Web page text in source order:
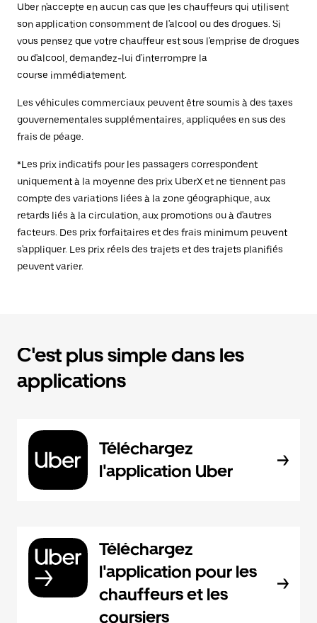
Uber n'accepte en aucun cas que les chauffeurs qui utilisent
son application consomment de l'alcool ou des drogues. Si
vous pensez que votre chauffeur est sous l'emprise de drogues
ou d'alcool, demandez-lui d'interrompre la
course immédiatement.
Les véhicules commerciaux peuvent être soumis à des taxes
gouvernementales supplémentaires, appliquées en sus des
frais de péage.
*Les prix indicatifs pour les passagers correspondent
uniquement à la moyenne des prix UberX et ne tiennent pas
compte des variations liées à la zone géographique, aux
retards liés à la circulation, aux promotions ou à d'autres
facteurs. Des prix forfaitaires et des frais minimum peuvent
s'appliquer. Les prix réels des trajets et des trajets planifiés
peuvent varier.
C'est plus simple dans les
applications
Téléchargez
l'application Uber
Téléchargez
l'application pour les
chauffeurs et les
coursiers